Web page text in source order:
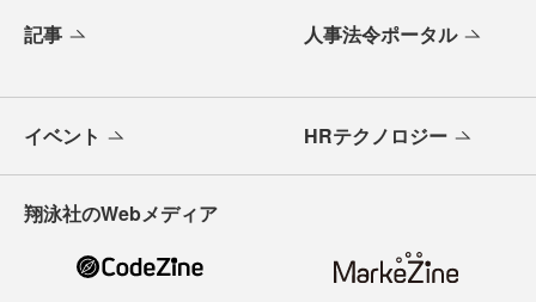
記事 人事法令ポータル
イベント HRテクノロジー
翔泳社のWebメディア